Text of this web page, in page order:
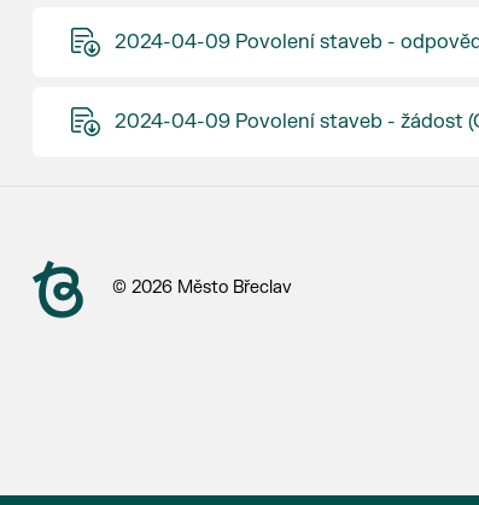
2024-04-09 Povolení staveb -
2024-04-09 Povolení staveb - žádost
© 2026 Město Břeclav